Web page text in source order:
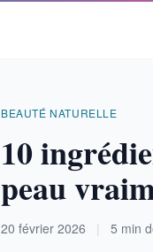
BEAUTÉ NATURELLE
10
peau
20 février 2026 | 5 min